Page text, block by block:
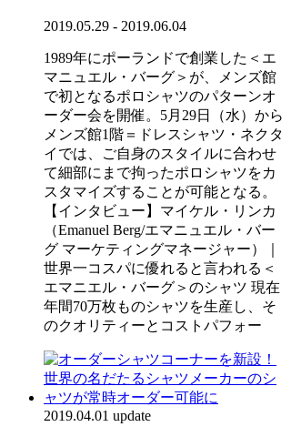
2019.05.29 - 2019.06.04
1989年にポーランドで創業した＜エ
マニュエル・バーグ＞が、メンズ館
で初となるポロシャツのパターンオ
ーダー会を開催。5月29日（水）から
メンズ館1階＝ドレスシャツ・ネクタ
イでは、ご自身のスタイルに合わせ
て細部にまで拘ったポロシャツをカ
スタマイズすることが可能となる。
【インタビュー】マイケル・リンカ
（Emanuel Berg/エマニュエル・バー
グ マーケティングマネージャー）｜
世界一コスパに優れると言われる＜
エマニエル・バーグ＞のシャツ 現在
年間70万枚ものシャツを生産し、そ
のクオリティーとコストパフォー
2019.04.01 update